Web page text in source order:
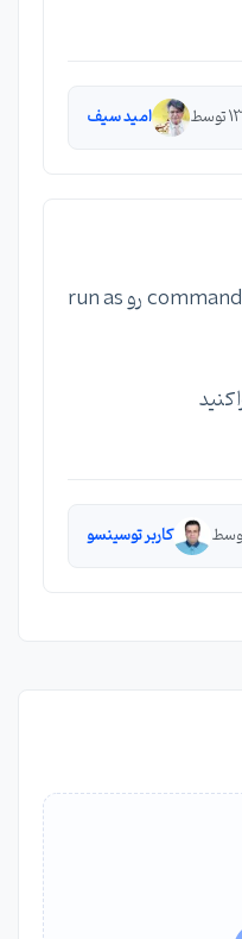
امید سیف
روی سرور ادیشنال command prompt رو run as
کاربر توسینسو